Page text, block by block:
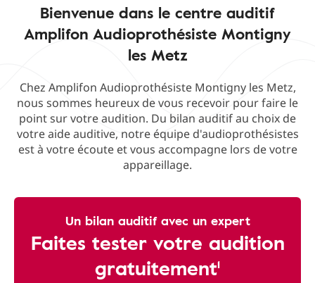
Bienvenue dans le centre auditif
Amplifon Audioprothésiste Montigny
les Metz
Chez Amplifon Audioprothésiste Montigny les Metz,
nous sommes heureux de vous recevoir pour faire le
point sur votre audition. Du bilan auditif au choix de
votre aide auditive, notre équipe d'audioprothésistes
est à votre écoute et vous accompagne lors de votre
appareillage.
Un bilan auditif avec un expert
Faites tester votre audition
gratuitement¹